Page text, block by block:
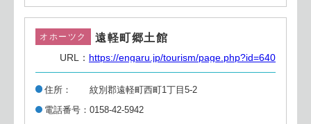
オホーツク 遠軽町郷土館
URL： https://engaru.jp/tourism/page.php?id=640
住所
紋別郡遠軽町西町1丁目5-2
電話番号
0158-42-5942